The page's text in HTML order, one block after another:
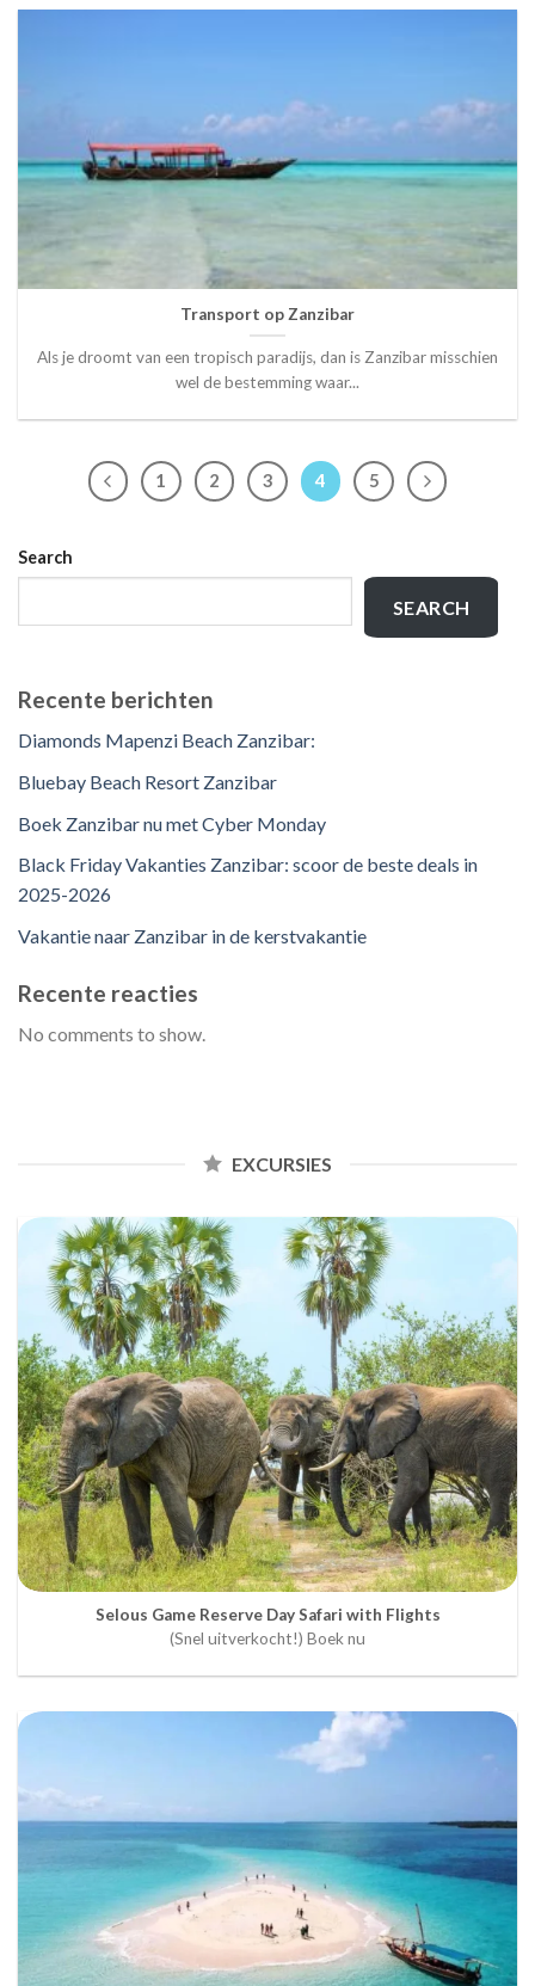
Transport op Zanzibar
Als je droomt van een tropisch paradijs, dan is Zanzibar misschien
wel de bestemming waar...
1 2 3 4 5
Search
SEARCH
Recente berichten
Diamonds Mapenzi Beach Zanzibar:
Bluebay Beach Resort Zanzibar
Boek Zanzibar nu met Cyber Monday
Black Friday Vakanties Zanzibar: scoor de beste deals in
2025-2026
Vakantie naar Zanzibar in de kerstvakantie
Recente reacties
No comments to show.
EXCURSIES
Selous Game Reserve Day Safari with Flights
(Snel uitverkocht!) Boek nu